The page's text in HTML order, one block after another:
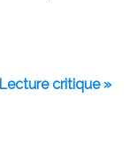
Lecture critique »